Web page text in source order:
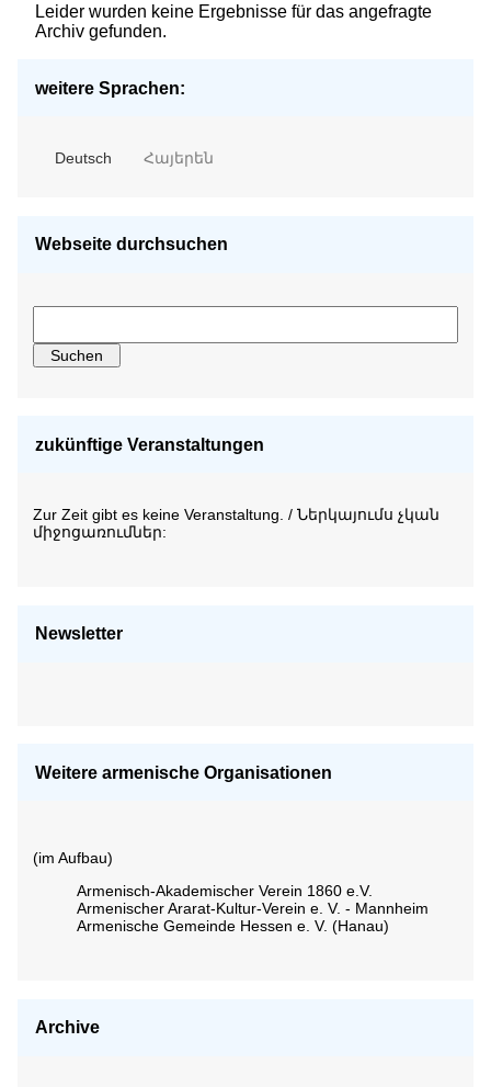
Leider wurden keine Ergebnisse für das angefragte
Archiv gefunden.
weitere Sprachen:
Deutsch Հայերեն
Webseite durchsuchen
zukünftige Veranstaltungen
Zur Zeit gibt es keine Veranstaltung. / Ներկայումս չկան
միջոցառումներ:
Newsletter
Weitere armenische Organisationen
(im Aufbau)
Armenisch-Akademischer Verein 1860 e.V.
Armenischer Ararat-Kultur-Verein e. V. - Mannheim
Armenische Gemeinde Hessen e. V. (Hanau)
Archive